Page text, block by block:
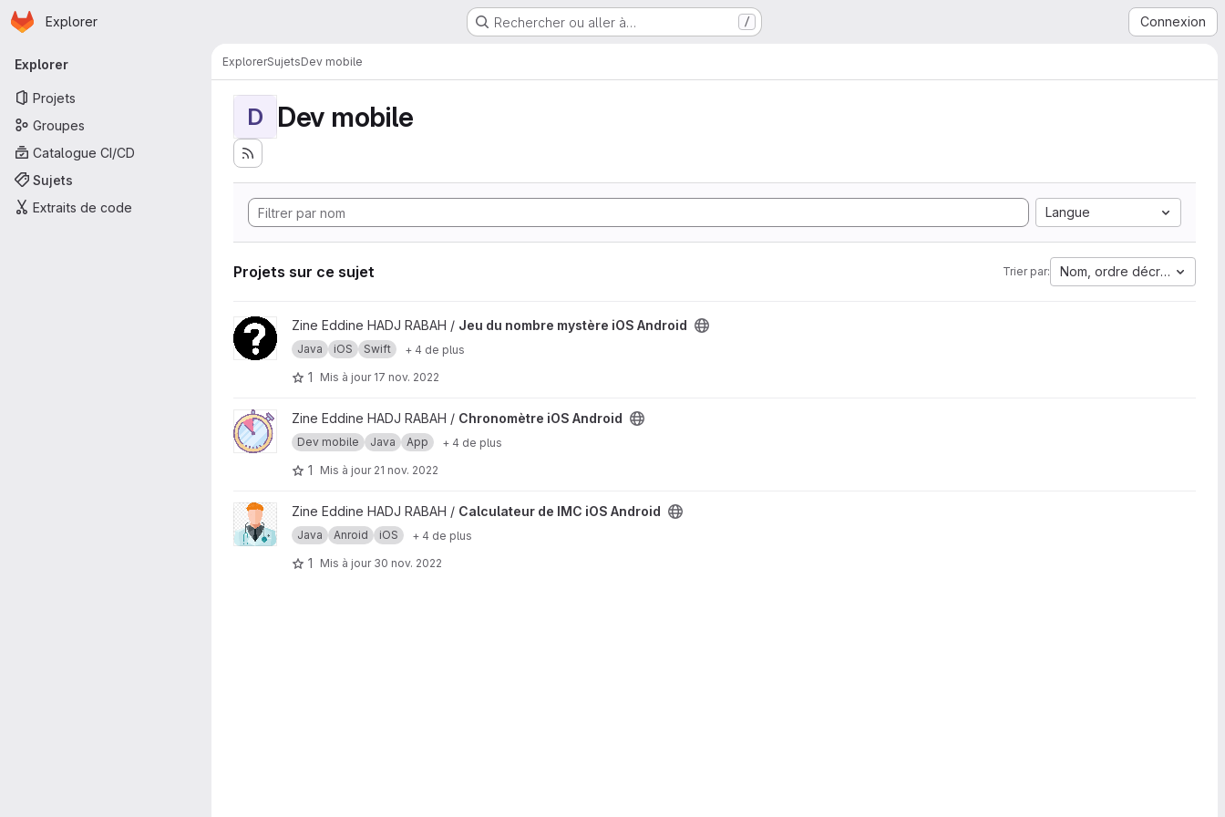
Passer au contenu principal
Page d'accueil
Explorer Rechercher ou aller à… / Connexion
Navigation principale
Explorer
Projets
Groupes
Catalogue CI/CD
Sujets
Extraits de code
ExplorerSujetsDev mobile
D Dev mobile
Langue
Projets sur ce sujet Trier par: Nom, ordre décroissant
Afficher le projet Jeu du nombre mystère iOS Android
Zine Eddine HADJ RABAH / Jeu du nombre mystère iOS Android
Java iOS Swift + 4 de plus
1 Mis à jour 17 nov. 2022
Afficher le projet Chronomètre iOS Android
Zine Eddine HADJ RABAH / Chronomètre iOS Android
Dev mobile Java App + 4 de plus
1 Mis à jour 21 nov. 2022
Afficher le projet Calculateur de IMC iOS Android
Zine Eddine HADJ RABAH / Calculateur de IMC iOS Android
Java Anroid iOS + 4 de plus
1 Mis à jour 30 nov. 2022